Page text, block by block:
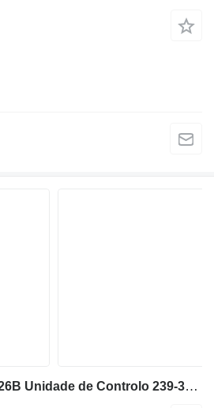
Caterpillar 972G I / 3126B Unidade de Controlo 239-3880 upravljačka jedinica za Caterpillar 972G I prednjeg utovarivača